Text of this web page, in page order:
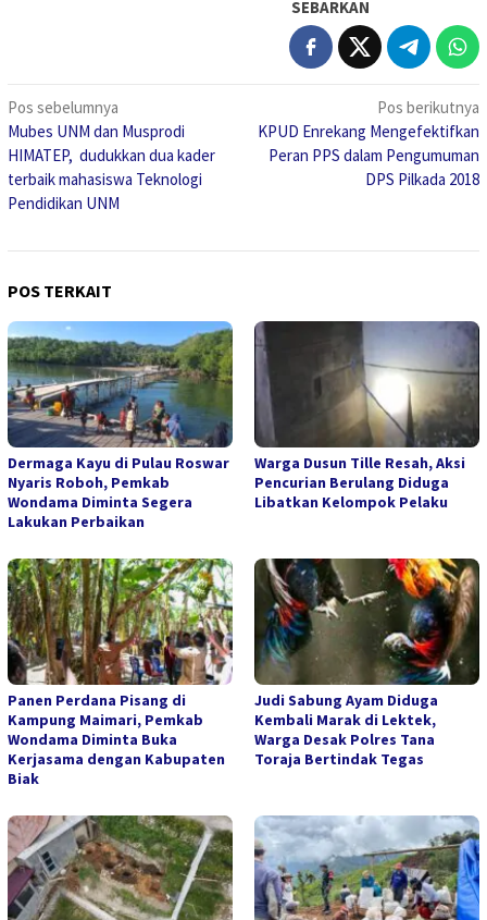
SEBARKAN
Navigasi
pos
Pos sebelumnya
Mubes UNM dan Musprodi
HIMATEP, dudukkan dua kader
terbaik mahasiswa Teknologi
Pendidikan UNM
Pos berikutnya
KPUD Enrekang Mengefektifkan
Peran PPS dalam Pengumuman
DPS Pilkada 2018
POS TERKAIT
Dermaga Kayu di Pulau Roswar
Nyaris Roboh, Pemkab
Wondama Diminta Segera
Lakukan Perbaikan
Warga Dusun Tille Resah, Aksi
Pencurian Berulang Diduga
Libatkan Kelompok Pelaku
Panen Perdana Pisang di
Kampung Maimari, Pemkab
Wondama Diminta Buka
Kerjasama dengan Kabupaten
Biak
Judi Sabung Ayam Diduga
Kembali Marak di Lektek,
Warga Desak Polres Tana
Toraja Bertindak Tegas